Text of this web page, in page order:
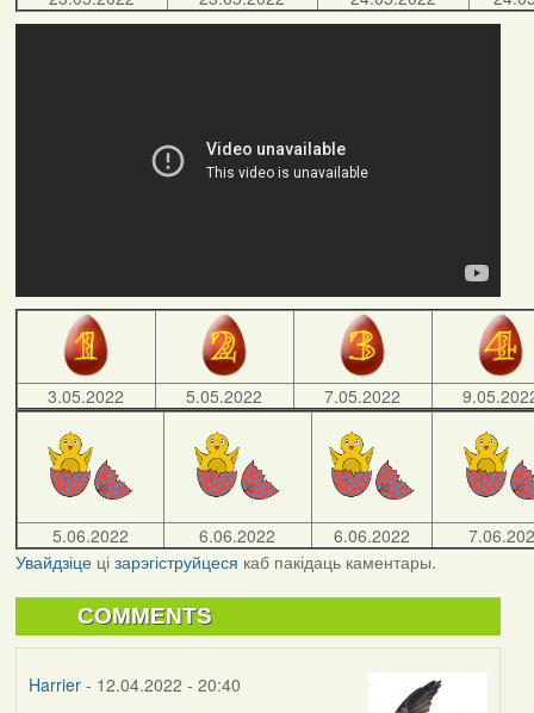
3.05.2022 5.05.2022 7.05.2022
5.06.2022 6.06.2022 6.06.2022
Увайдзіцеці зарэгіструйцеся каб пакідаць каментары.
COMMENTS
Harrier- 12.04.2022 - 20:40